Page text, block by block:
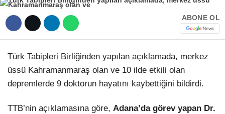
WhatsApp İhbar
Facebook
STK
İLANLAR
ABONE OL
Türk Tabipleri Birliğinden yapılan açıklamada, merkez
üssü Kahramanmaraş olan ve 10 ilde etkili olan
depremlerde 9 doktorun hayatını kaybettiğini bildirdi.
TTB’nin açıklamasına göre, Adana’da görev yapan Dr.